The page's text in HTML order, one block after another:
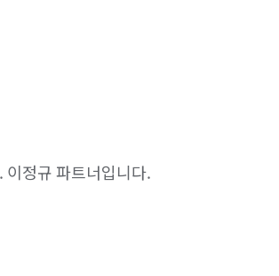
이정규 파트너입니다.